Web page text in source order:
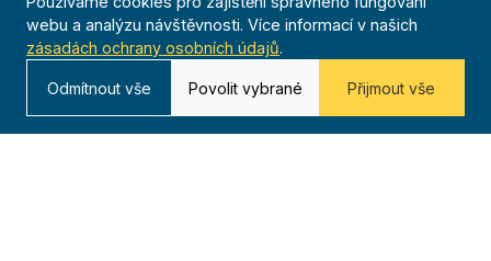
Anthropoid
Celoroční činnost
webu a analýzu návštěvnosti. Více informací v našich
zásadách ochrany osobních údajů.
Odmítnout vše Povolit vybrané Přijmout vše